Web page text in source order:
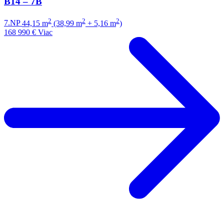
7.NP 44,15 m2 (38,99 m2 + 5,16 m2)
168 990 € Viac